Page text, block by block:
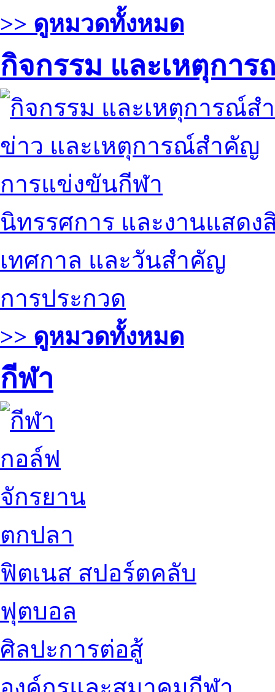
>> ดูหมวดทั้งหมด
กิจกรรม และเหตุกา
ข่าว และเหตุการณ์สำคัญ
การแข่งขันกีฬา
นิทรรศการ และงานแสดง
เทศกาล และวันสำคัญ
การประกวด
>> ดูหมวดทั้งหมด
กีฬา
กอล์ฟ
จักรยาน
ตกปลา
ฟิตเนส สปอร์ตคลับ
ฟุตบอล
ศิลปะการต่อสู้